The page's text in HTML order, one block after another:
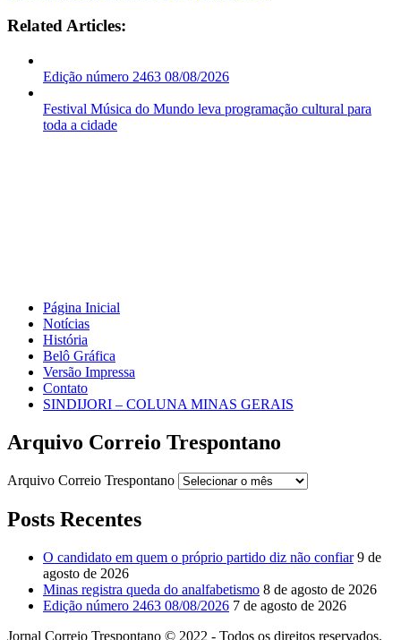
Related Articles:
Edição número 2463 08/08/2026
Festival Música do Mundo leva programação cultural para
toda a cidade
Página Inicial
Notícias
História
Belô Gráfica
Versão Impressa
Contato
SINDIJORI – COLUNA MINAS GERAIS
Arquivo Correio Trespontano
Arquivo Correio Trespontano
Posts Recentes
O candidato em quem o próprio partido diz não confiar 9 de
agosto de 2026
Minas registra queda do analfabetismo 8 de agosto de 2026
Edição número 2463 08/08/2026 7 de agosto de 2026
Jornal Correio Trespontano © 2022 - Todos os direitos reservados.